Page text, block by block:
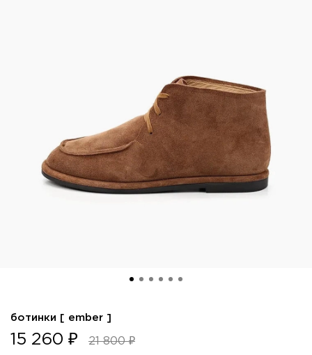
ботинки [ ember ]
15 260 ₽ 21 800 ₽